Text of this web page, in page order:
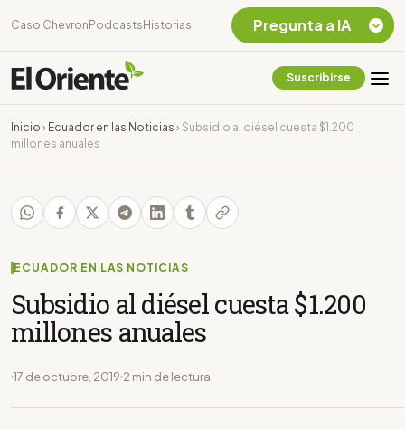
Caso Chevron Podcasts Historias
Suscribirse
Inicio › Ecuador en las Noticias › Subsidio al diésel cuesta $1.200
millones anuales
ECUADOR EN LAS NOTICIAS
Subsidio al diésel cuesta $1.200
millones anuales
17 de octubre, 2019 2 min de lectura
Pregunta a IA
Chevron Ecuador